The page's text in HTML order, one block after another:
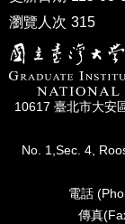
研
究
期
刊
口
專
瀏覽人次 315
10617 臺北市⼤安
No. 1,Sec. 4,
電話
傳真